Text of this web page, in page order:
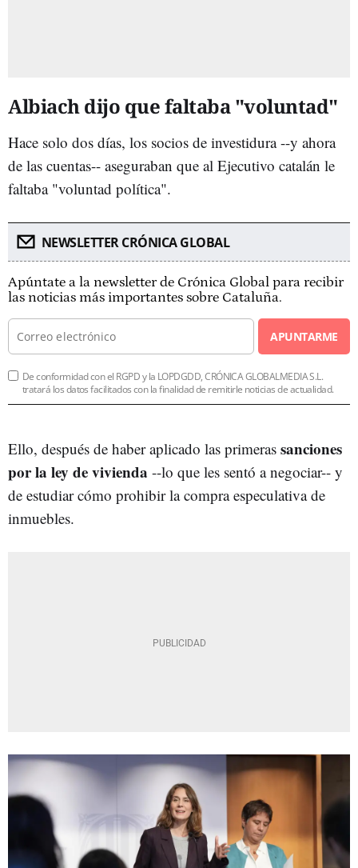
Albiach dijo que faltaba "voluntad"
Hace solo dos días, los socios de investidura --y ahora
de las cuentas-- aseguraban que al Ejecutivo catalán le
faltaba "voluntad política".
NEWSLETTER CRÓNICA GLOBAL
Apúntate a la newsletter de Crónica Global para recibir
las noticias más importantes sobre Cataluña.
APUNTARME
De conformidad con el RGPD y la LOPDGDD, CRÓNICA GLOBALMEDIA S.L.
tratará los datos facilitados con la finalidad de remitirle noticias de actualidad.
Ello, después de haber aplicado las primeras sanciones
por la ley de vivienda --lo que les sentó a negociar-- y
de estudiar cómo prohibir la compra especulativa de
inmuebles.